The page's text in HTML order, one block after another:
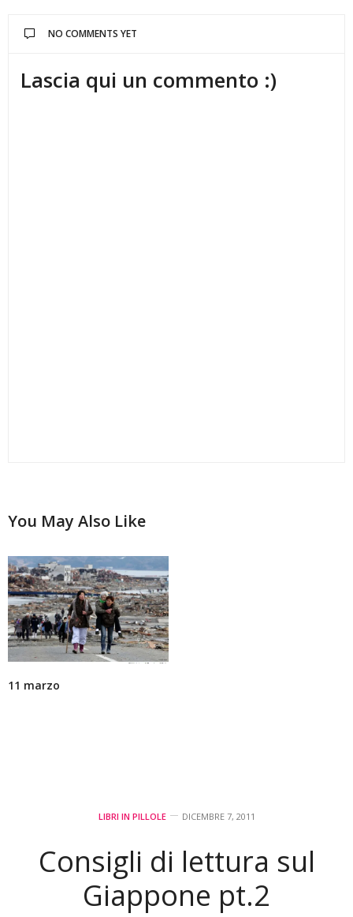
NO COMMENTS YET
Lascia qui un commento :)
You May Also Like
11 marzo
LIBRI IN PILLOLE DICEMBRE 7, 2011
Consigli di lettura sul
Giappone pt.2